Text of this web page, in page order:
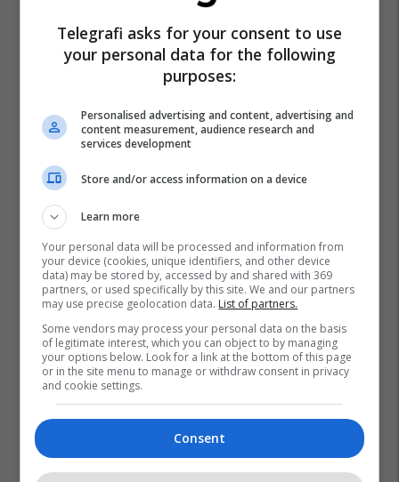
Telegrafi asks for your consent to use
your personal data for the following
purposes:
Personalised advertising and content, advertising and
content measurement, audience research and
services development
Store and/or access information on a device
Learn more
Your personal data will be processed and information from
your device (cookies, unique identifiers, and other device
data) may be stored by, accessed by and shared with 369
partners, or used specifically by this site. We and our partners
may use precise geolocation data. List of partners.
Some vendors may process your personal data on the basis
of legitimate interest, which you can object to by managing
your options below. Look for a link at the bottom of this page
or in the site menu to manage or withdraw consent in privacy
and cookie settings.
Consent